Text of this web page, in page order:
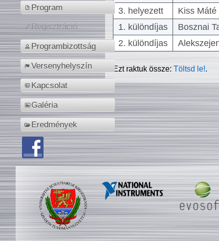
Program
Regisztráció
Programbizottság
Versenyhelyszín
Kapcsolat
Galéria
Eredmények
3. helyezett
Kiss
1. különdíjas
Bosznai
2. különdíjas
Ezt raktuk össze:Töltsd le!.